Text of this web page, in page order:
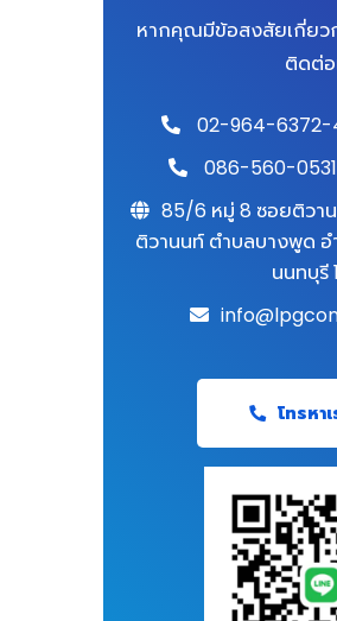
หากคุณมีข้อสงสัยเกี่ยว
ติดต่อ
02-964-6372-
086-560-0531
85/6 หมู่ 8 ซอยติวา
ติวานนท์ ตำบลบางพูด อ
นนทบุรี
โทรหา